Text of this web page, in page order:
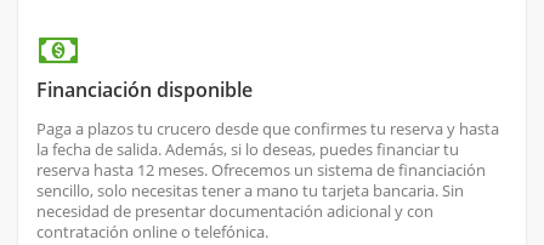
Financiación disponible
Paga a plazos tu crucero desde que confirmes tu reserva y hasta
la fecha de salida. Además, si lo deseas, puedes financiar tu
reserva hasta 12 meses. Ofrecemos un sistema de financiación
sencillo, solo necesitas tener a mano tu tarjeta bancaria. Sin
necesidad de presentar documentación adicional y con
contratación online o telefónica.